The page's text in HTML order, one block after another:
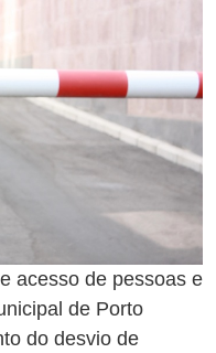
acesso de pessoas e
de Porto
do desvio de